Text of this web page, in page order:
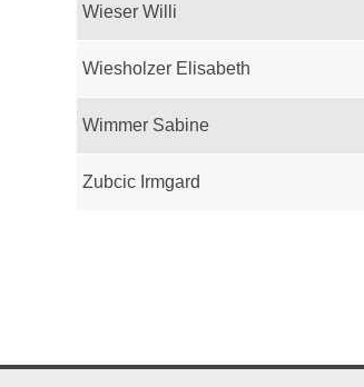
Wieser Willi
Wiesholzer Elisabeth
Wimmer Sabine
Zubcic Irmgard